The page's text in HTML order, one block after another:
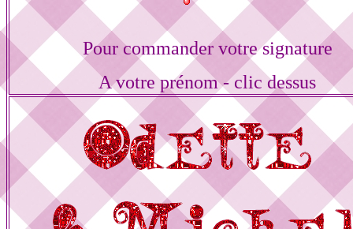
Pour commander votre signature
A votre prénom - clic dessus